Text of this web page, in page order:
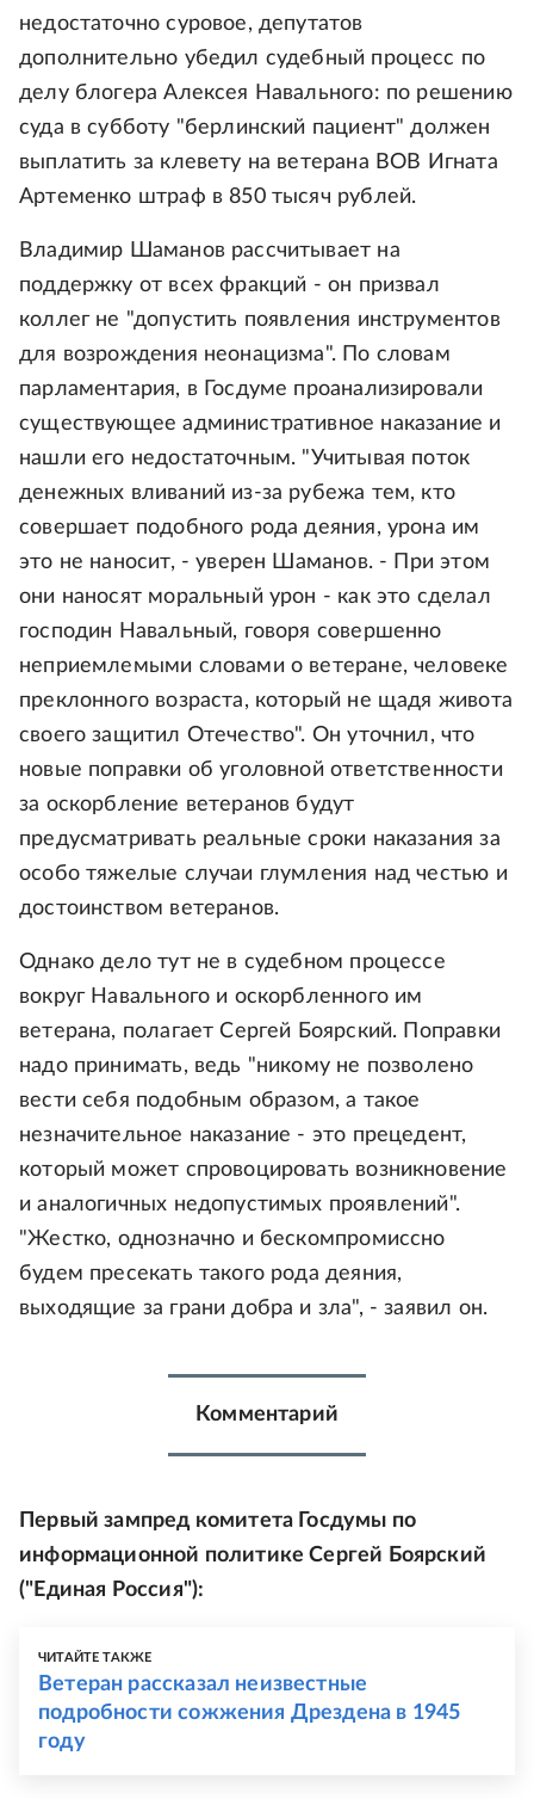
недостаточно суровое, депутатов
дополнительно убедил судебный процесс по
делу блогера Алексея Навального: по решению
суда в субботу "берлинский пациент" должен
выплатить за клевету на ветерана ВОВ Игната
Артеменко штраф в 850 тысяч рублей.
Владимир Шаманов рассчитывает на
поддержку от всех фракций - он призвал
коллег не "допустить появления инструментов
для возрождения неонацизма". По словам
парламентария, в Госдуме проанализировали
существующее административное наказание и
нашли его недостаточным. "Учитывая поток
денежных вливаний из-за рубежа тем, кто
совершает подобного рода деяния, урона им
это не наносит, - уверен Шаманов. - При этом
они наносят моральный урон - как это сделал
господин Навальный, говоря совершенно
неприемлемыми словами о ветеране, человеке
преклонного возраста, который не щадя живота
своего защитил Отечество". Он уточнил, что
новые поправки об уголовной ответственности
за оскорбление ветеранов будут
предусматривать реальные сроки наказания за
особо тяжелые случаи глумления над честью и
достоинством ветеранов.
Однако дело тут не в судебном процессе
вокруг Навального и оскорбленного им
ветерана, полагает Сергей Боярский. Поправки
надо принимать, ведь "никому не позволено
вести себя подобным образом, а такое
незначительное наказание - это прецедент,
который может спровоцировать возникновение
и аналогичных недопустимых проявлений".
"Жестко, однозначно и бескомпромиссно
будем пресекать такого рода деяния,
выходящие за грани добра и зла", - заявил он.
Комментарий
Первый зампред комитета Госдумы по
информационной политике Сергей Боярский
("Единая Россия"):
ЧИТАЙТЕ ТАКЖЕ
Ветеран рассказал неизвестные
подробности сожжения Дрездена в 1945
году